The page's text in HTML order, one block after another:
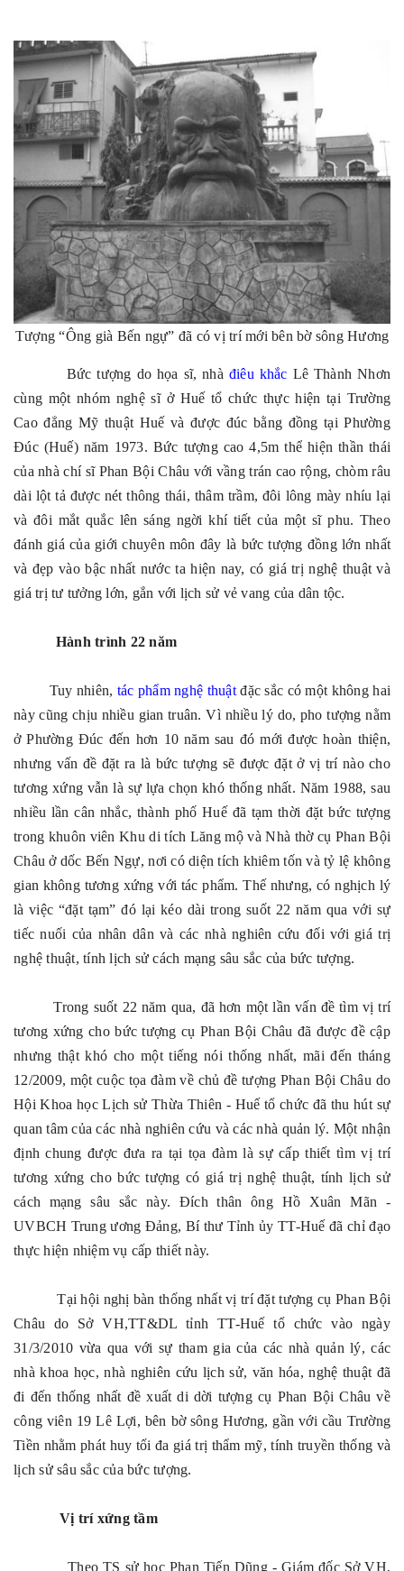
Tượng “Ông già Bến ngự” đã có vị trí mới bên bờ sông Hương
Bức tượng do họa sĩ, nhà điêu khắc Lê Thành Nhơn
cùng một nhóm nghệ sĩ ở Huế tổ chức thực hiện tại Trường
Cao đẳng Mỹ thuật Huế và được đúc bằng đồng tại Phường
Đúc (Huế) năm 1973. Bức tượng cao 4,5m thể hiện thần thái
của nhà chí sĩ Phan Bội Châu với vầng trán cao rộng, chòm râu
dài lột tả được nét thông thái, thâm trầm, đôi lông mày nhíu lại
và đôi mắt quắc lên sáng ngời khí tiết của một sĩ phu. Theo
đánh giá của giới chuyên môn đây là bức tượng đồng lớn nhất
và đẹp vào bậc nhất nước ta hiện nay, có giá trị nghệ thuật và
giá trị tư tưởng lớn, gắn với lịch sử vẻ vang của dân tộc.
Hành trình 22 năm
Tuy nhiên, tác phẩm nghệ thuậtđặc sắc có một không hai
này cũng chịu nhiều gian truân. Vì nhiều lý do, pho tượng nằm
ở Phường Đúc đến hơn 10 năm sau đó mới được hoàn thiện,
nhưng vấn đề đặt ra là bức tượng sẽ được đặt ở vị trí nào cho
tương xứng vẫn là sự lựa chọn khó thống nhất. Năm 1988, sau
nhiều lần cân nhắc, thành phố Huế đã tạm thời đặt bức tượng
trong khuôn viên Khu di tích Lăng mộ và Nhà thờ cụ Phan Bội
Châu ở dốc Bến Ngự, nơi có diện tích khiêm tốn và tỷ lệ không
gian không tương xứng với tác phẩm. Thế nhưng, có nghịch lý
là việc “đặt tạm” đó lại kéo dài trong suốt 22 năm qua với sự
tiếc nuối của nhân dân và các nhà nghiên cứu đối với giá trị
nghệ thuật, tính lịch sử cách mạng sâu sắc của bức tượng.
Trong suốt 22 năm qua, đã hơn một lần vấn đề tìm vị trí
tương xứng cho bức tượng cụ Phan Bội Châu đã được đề cập
nhưng thật khó cho một tiếng nói thống nhất, mãi đến tháng
12/2009, một cuộc tọa đàm về chủ đề tượng Phan Bội Châu do
Hội Khoa học Lịch sử Thừa Thiên - Huế tổ chức đã thu hút sự
quan tâm của các nhà nghiên cứu và các nhà quản lý. Một nhận
định chung được đưa ra tại tọa đàm là sự cấp thiết tìm vị trí
tương xứng cho bức tượng có giá trị nghệ thuật, tính lịch sử
cách mạng sâu sắc này. Đích thân ông Hồ Xuân Mãn -
UVBCH Trung ương Đảng, Bí thư Tỉnh ủy TT-Huế đã chỉ đạo
thực hiện nhiệm vụ cấp thiết này.
Tại hội nghị bàn thống nhất vị trí đặt tượng cụ Phan Bội
Châu do Sở VH,TT&DL tỉnh TT-Huế tổ chức vào ngày
31/3/2010 vừa qua với sự tham gia của các nhà quản lý, các
nhà khoa học, nhà nghiên cứu lịch sử, văn hóa, nghệ thuật đã
đi đến thống nhất đề xuất di dời tượng cụ Phan Bội Châu về
công viên 19 Lê Lợi, bên bờ sông Hương, gần với cầu Trường
Tiền nhằm phát huy tối đa giá trị thẩm mỹ, tính truyền thống và
lịch sử sâu sắc của bức tượng.
Vị trí xứng tầm
Theo TS sử học Phan Tiến Dũng - Giám đốc Sở VH,